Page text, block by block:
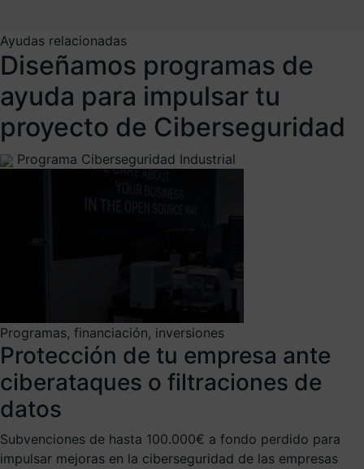
Ayudas relacionadas
Diseñamos programas de
ayuda para impulsar tu
proyecto de Ciberseguridad
Programa Ciberseguridad Industrial
Programas, financiación, inversiones
Protección de tu empresa ante
ciberataques o filtraciones de
datos
Subvenciones de hasta 100.000€ a fondo perdido para
impulsar mejoras en la ciberseguridad de las empresas